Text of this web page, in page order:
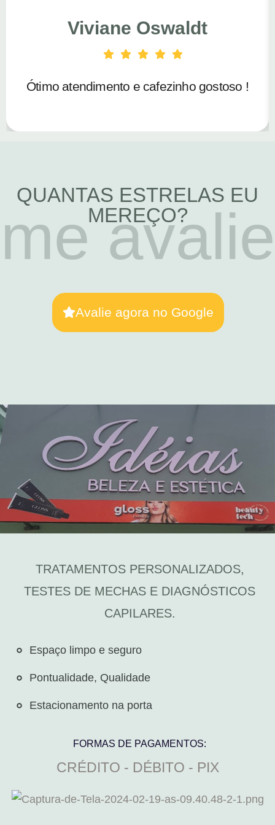
Viviane Oswaldt
Ótimo atendimento e cafezinho gostoso !
QUANTAS ESTRELAS EU
MEREÇO?
me avalie
Avalie agora no Google
TRATAMENTOS PERSONALIZADOS,
TESTES DE MECHAS E DIAGNÓSTICOS
CAPILARES.
Espaço limpo e seguro​
Pontualidade, Qualidade
Estacionamento na porta
FORMAS DE PAGAMENTOS:
CRÉDITO - DÉBITO - PIX